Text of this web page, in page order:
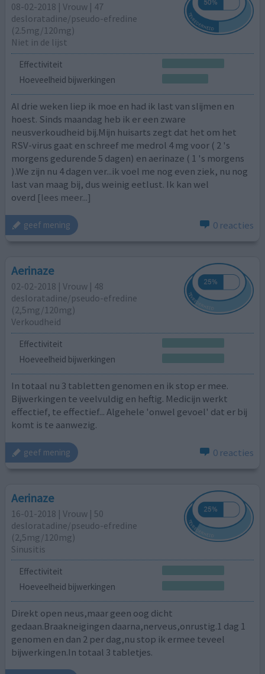
08-02-2018 | Vrouw | 47
desloratadine/pseudo-efredine
(2.5mg/120mg)
Niet in de lijst
Effectiviteit
Hoeveelheid bijwerkingen
Al drie weken liep ik moe en had ik last van slijmen en
hoest. Sinds maandag heb ik er een zware
neusverkoudheid bij.Mijn huisarts zegt dat het om het
RSV-virus gaat en schreef me medrol 4 mg voor ( 2 's
morgens gedurende 5 dagen) en aerinaze ( 1 's morgens
).We zijn nu 4 dagen ver...ik voel me nog even ziek, nu nog
last van maag bij, dus weinig eetlust. Ik kan wel
overd [lees meer...]
geef mening 0 reacties
Aerinaze
02-02-2018 | Vrouw | 48
desloratadine/pseudo-efredine
(2,5mg/120mg)
Verkoudheid
Effectiviteit
Hoeveelheid bijwerkingen
In totaal nu 3 tabletten genomen en ik stop er mee.
Bijwerkingen te veelvuldig en heftig. Medicijn werkt
effectief, te effectief... Algehele 'onwel gevoel' dat er bij
komt is te aanwezig.
geef mening 0 reacties
Aerinaze
16-01-2018 | Vrouw | 50
desloratadine/pseudo-efredine
(2,5mg/120mg)
Sinusitis
Effectiviteit
Hoeveelheid bijwerkingen
Direkt open neus,maar geen oog dicht
gedaan.Braakneigingen daarna,nerveus,onrustig.1 dag 1
genomen en dan 2 per dag,nu stop ik ermee teveel
bijwerkingen.In totaal 3 tabletjes.